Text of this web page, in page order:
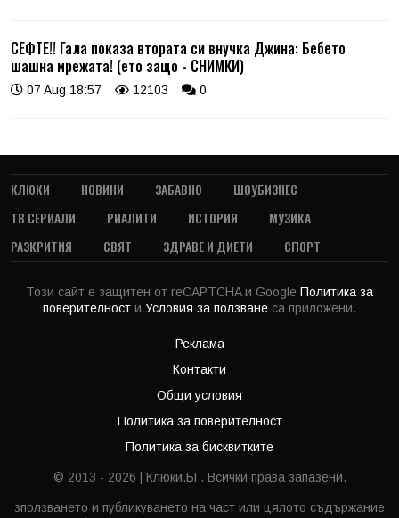
СЕФТЕ!! Гала показа втората си внучка Джина: Бебето
шашна мрежата! (ето защо - СНИМКИ)
07 Aug 18:57 12103 0
КЛЮКИ НОВИНИ ЗАБАВНО
ШОУБИЗНЕС
ТВ СЕРИАЛИ
РИАЛИТИ ИСТОРИЯ
МУЗИКА
РАЗКРИТИЯ
СВЯТ ЗДРАВЕ И ДИЕТИ СПОРТ
Този сайт е защитен от reCAPTCHA и Google Политика за
поверителност и Условия за ползване са приложени.
Реклама
Контакти
Общи условия
Политика за поверителност
Политика за бисквитките
© 2013 - 2026 | Клюки.БГ. Всички права запазени.
зползването и публикуването на част или цялото съдържание